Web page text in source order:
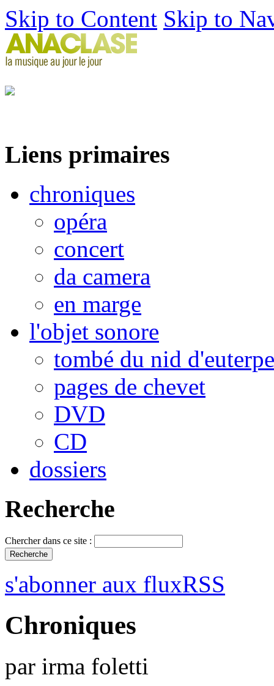
Skip to Content Skip to
Liens primaires
chroniques
opéra
concert
da camera
en marge
l'objet sonore
tombé du nid d'euterpe
pages de chevet
DVD
CD
dossiers
Recherche
Chercher dans ce site :
s'abonner aux fluxRSS
Chroniques
par irma foletti